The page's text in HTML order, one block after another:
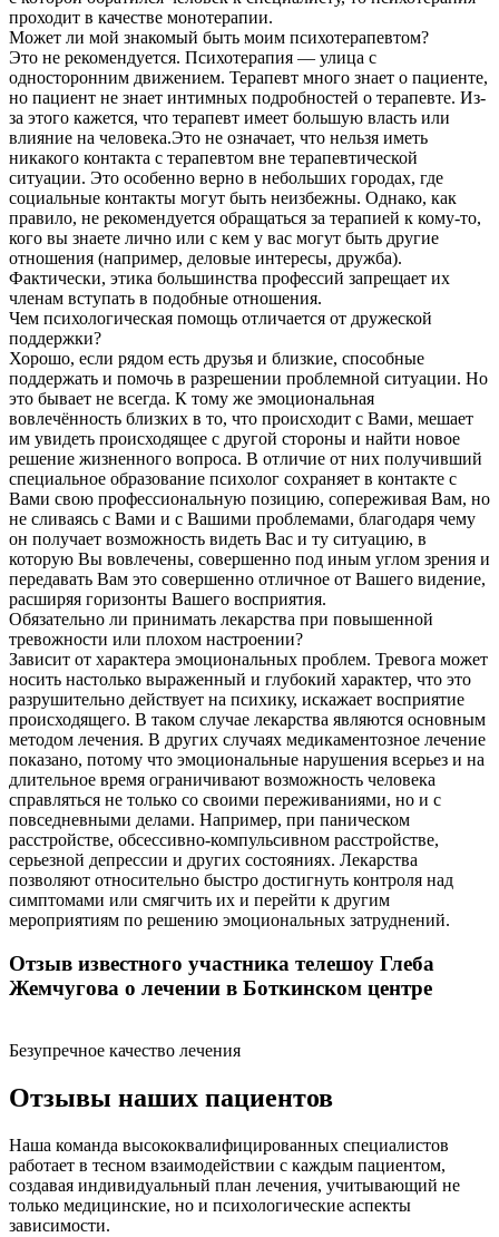
проходит в качестве монотерапии.
Может ли мой знакомый быть моим психотерапевтом?
Это не рекомендуется. Психотерапия — улица с
односторонним движением. Терапевт много знает о пациенте,
но пациент не знает интимных подробностей о терапевте. Из-
за этого кажется, что терапевт имеет большую власть или
влияние на человека.Это не означает, что нельзя иметь
никакого контакта с терапевтом вне терапевтической
ситуации. Это особенно верно в небольших городах, где
социальные контакты могут быть неизбежны. Однако, как
правило, не рекомендуется обращаться за терапией к кому-то,
кого вы знаете лично или с кем у вас могут быть другие
отношения (например, деловые интересы, дружба).
Фактически, этика большинства профессий запрещает их
членам вступать в подобные отношения.
Чем психологическая помощь отличается от дружеской
поддержки?
Хорошо, если рядом есть друзья и близкие, способные
поддержать и помочь в разрешении проблемной ситуации. Но
это бывает не всегда. К тому же эмоциональная
вовлечённость близких в то, что происходит с Вами, мешает
им увидеть происходящее с другой стороны и найти новое
решение жизненного вопроса. В отличие от них получивший
специальное образование психолог сохраняет в контакте с
Вами свою профессиональную позицию, сопереживая Вам, но
не сливаясь с Вами и с Вашими проблемами, благодаря чему
он получает возможность видеть Вас и ту ситуацию, в
которую Вы вовлечены, совершенно под иным углом зрения и
передавать Вам это совершенно отличное от Вашего видение,
расширяя горизонты Вашего восприятия.
Обязательно ли принимать лекарства при повышенной
тревожности или плохом настроении?
Зависит от характера эмоциональных проблем. Тревога может
носить настолько выраженный и глубокий характер, что это
разрушительно действует на психику, искажает восприятие
происходящего. В таком случае лекарства являются основным
методом лечения. В других случаях медикаментозное лечение
показано, потому что эмоциональные нарушения всерьез и на
длительное время ограничивают возможность человека
справляться не только со своими переживаниями, но и с
повседневными делами. Например, при паническом
расстройстве, обсессивно-компульсивном расстройстве,
серьезной депрессии и других состояниях. Лекарства
позволяют относительно быстро достигнуть контроля над
симптомами или смягчить их и перейти к другим
мероприятиям по решению эмоциональных затруднений.
Отзыв известного участника телешоу Глеба
Жемчугова о лечении в Боткинском центре
Безупречное качество лечения
Отзывы наших пациентов
Наша команда высококвалифицированных специалистов
работает в тесном взаимодействии с каждым пациентом,
создавая индивидуальный план лечения, учитывающий не
только медицинские, но и психологические аспекты
зависимости.